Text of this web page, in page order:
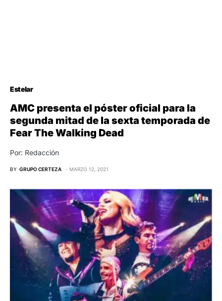
Estelar
AMC presenta el póster oficial para la
segunda mitad de la sexta temporada de
Fear The Walking Dead
Por: Redacción
BY GRUPO CERTEZA MARZO 12, 2021